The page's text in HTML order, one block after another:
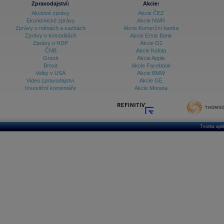
Databanka - Ekonomický růst
Databanka - Indexy
Databanka - Měnové kurzy
Databanka - Trh práce
Databanka - Úrokové sazby
Databanka - Veřejné rozpočty
Databanka akcie - Svět
Zpravodajství:
Akciové zprávy
Ekonomické zprávy
Zprávy o měnách a sazbách
Zprávy o komoditách
Zprávy o HDP
ČNB
Grexit
Brexit
Volby v USA
Video zpravodajství
Investiční komentáře
Akcie:
Akcie ČEZ
Akcie NWR
Akcie Komerční banka
Akcie Erste Bank
Akcie O2
Akcie Kofola
Akcie Apple
Akcie Facebook
Akcie BMW
Akcie GE
Akcie Moneta
Tvorba